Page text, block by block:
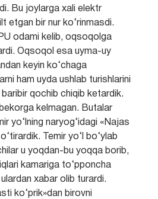
Bu joylarga xali elektr
etgan bir nur ko‘rinmasdi.
odami kelib, oqsoqolga
Oqsoqol esa uyma-uy
keyin ko‘chaga
ham uyda ushlab turishlarini
qochib chiqib ketardik.
kelmagan. Butalar
yo‘lning naryog‘idagi «Najas
Temir yo‘l bo‘ylab
u yoqdan-bu yoqqa borib,
kamariga to‘pponcha
xabar olib turardi.
ko‘prik»dan birovni